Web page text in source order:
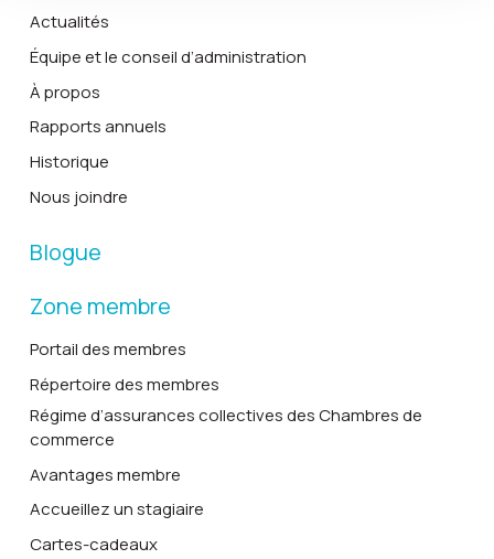
Actualités
Équipe et le conseil d’administration
À propos
Rapports annuels
Historique
Nous joindre
Blogue
Zone membre
Portail des membres
Répertoire des membres
Régime d’assurances collectives des Chambres de
commerce
Avantages membre
Accueillez un stagiaire
Cartes-cadeaux